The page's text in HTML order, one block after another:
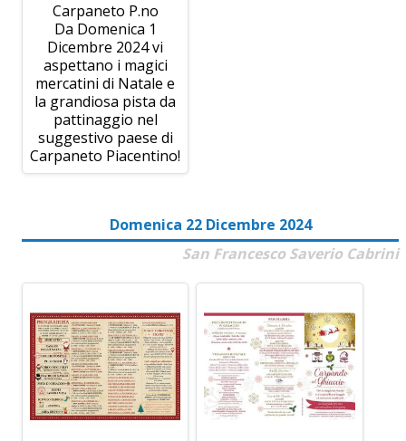
Carpaneto P.no
Da Domenica 1
Dicembre 2024 vi
aspettano i magici
mercatini di Natale e
la grandiosa pista da
pattinaggio nel
suggestivo paese di
Carpaneto Piacentino!
Domenica 22 Dicembre 2024
San Francesco Saverio Cabrini